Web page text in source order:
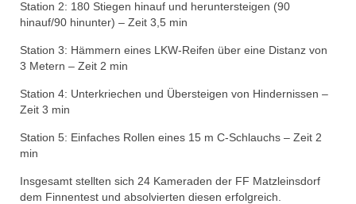
Station 2: 180 Stiegen hinauf und heruntersteigen (90
hinauf/90 hinunter) – Zeit 3,5 min
Station 3: Hämmern eines LKW-Reifen über eine Distanz von
3 Metern – Zeit 2 min
Station 4: Unterkriechen und Übersteigen von Hindernissen –
Zeit 3 min
Station 5: Einfaches Rollen eines 15 m C-Schlauchs – Zeit 2
min
Insgesamt stellten sich 24 Kameraden der FF Matzleinsdorf
dem Finnentest und absolvierten diesen erfolgreich.